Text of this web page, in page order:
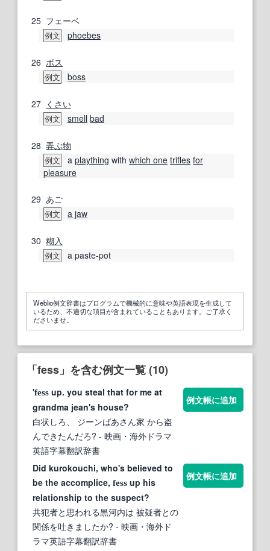
25 フェーベ
例文 phoebes
26 ボス
例文 boss
27 くさい
例文 smell bad
28 弄ぶ物
例文 a plaything with which one trifles for
pleasure
29 あご
例文 a jaw
30 糊入
例文 a paste-pot
Weblio例文辞書はプログラムで機械的に意味や英語表現を生成して
いるため、不適切な項目が含まれていることもあります。ご了承く
ださいませ。
「fess」を含む例文一覧 (10)
'fess up. you steal that for me at
grandma jean's house?
白状しろ、 ジーンばあさん家 から盗
んできたんだろ? - 映画・海外ドラマ
英語字幕翻訳辞書
例文帳に追加
Did kurokouchi, who's believed to
be the accomplice, fess up his
relationship to the suspect?
共犯者と思われる黒河内は 被疑者との
関係を吐きましたか? - 映画・海外ド
ラマ英語字幕翻訳辞書
例文帳に追加